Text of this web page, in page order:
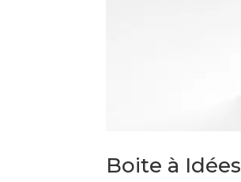
Boite à Idées